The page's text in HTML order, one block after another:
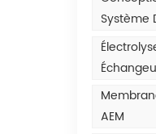
Système
AEM